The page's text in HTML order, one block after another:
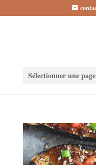
Sélectionner une page